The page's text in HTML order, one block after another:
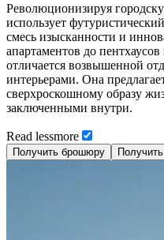
Революционизируя
использует
смесь изысканности и
апартаментов до
отличается возвышенной
интерьерами. Она
сверхроскошному образу
заключенными внутри.
Read lessmore
Получить брошюру